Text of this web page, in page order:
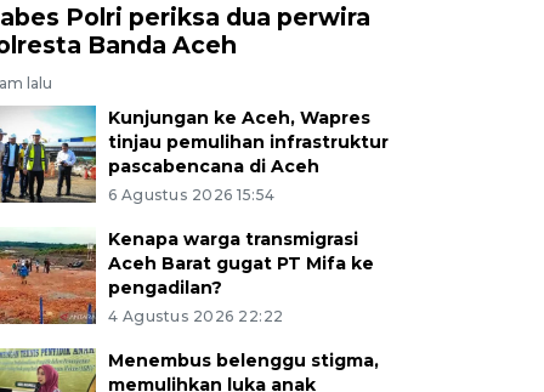
Polri periksa dua perwira
Banda Aceh
lalu
Kunjungan ke Aceh, Wapres
tinjau pemulihan infrastruktur
pascabencana di Aceh
6 Agustus 2026 15:54
Kenapa warga transmigrasi
Aceh Barat gugat PT Mifa ke
pengadilan?
4 Agustus 2026 22:22
Menembus belenggu stigma,
memulihkan luka anak